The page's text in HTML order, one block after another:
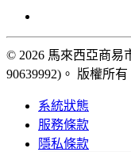
© 2026 馬來西亞商易
90639992)。 版權所有
系統狀態
服務條款
隱私條款